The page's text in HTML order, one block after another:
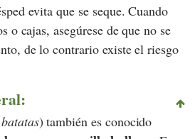
evita que se seque. Cuando
o cajas, asegúrese de que no se
de lo contrario existe el riesgo
) también es conocido